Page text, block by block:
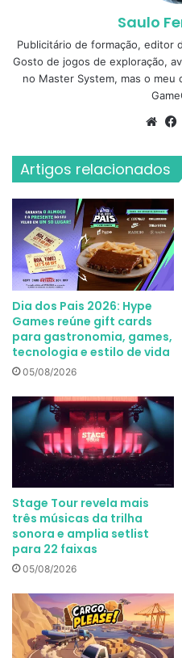
Saulo
Publicitário de formação, editor
Gosto de jogos de exploração,
no Master System, mas o
Artigos relacionados
Dia dos Pais 2026: Hype
Games reúne gift cards
para gastronomia, games,
tecnologia e estilo de vida
05/08/2026
Stage Tour revela mais
três músicas da trilha
sonora e amplia setlist
para 22 faixas
05/08/2026